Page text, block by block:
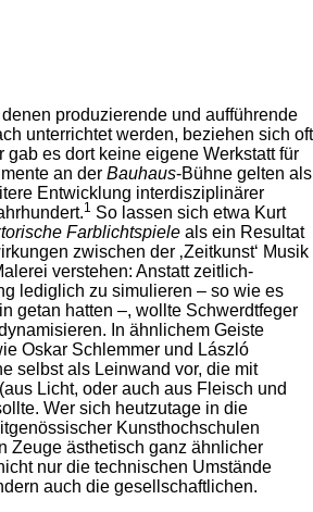
produzierende und aufführende
unterrichtet werden, beziehen sich oft
gab es dort keine eigene Werkstatt für
an der Bauhaus-Bühne gelten als
Entwicklung interdisziplinärer
1 So lassen sich etwa Kurt
Farblichtspiele als ein Resultat
zwischen der ‚Zeitkunst‘ Musik
verstehen: Anstatt zeitlich-
lediglich zu simulieren – so wie es
getan hatten –, wollte Schwerdtfeger
In ähnlichem Geiste
Oskar Schlemmer und László
selbst als Leinwand vor, die mit
Licht, oder auch aus Fleisch und
Wer sich heutzutage in die
Kunsthochschulen
Zeuge ästhetisch ganz ähnlicher
nur die technischen Umstände
auch die gesellschaftlichen.